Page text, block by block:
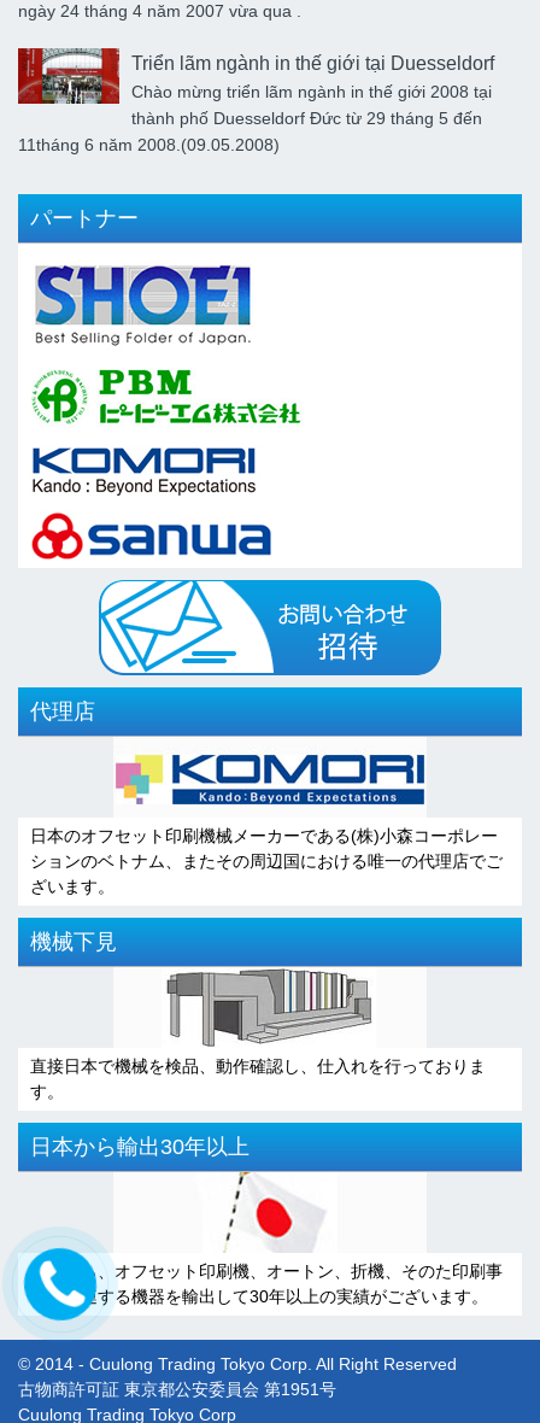
ngày 24 tháng 4 năm 2007 vừa qua .
Triển lãm ngành in thế giới tại Duesseldorf
Đức 17/06/2017
Chào mừng triển lãm ngành in thế giới 2008 tại
thành phố Duesseldorf Đức từ 29 tháng 5 đến
11tháng 6 năm 2008.(09.05.2008)
パートナー
代理店
日本のオフセット印刷機械メーカーである(株)小森コーポレー
ションのベトナム、またその周辺国における唯一の代理店でご
ざいます。
機械下見
直接日本で機械を検品、動作確認し、仕入れを行っておりま
す。
日本から輸出30年以上
日本から、オフセット印刷機、オートン、折機、そのた印刷事
業に関連する機器を輸出して30年以上の実績がございます。
© 2014 - Cuulong Trading Tokyo Corp. All Right Reserved
古物商許可証 東京都公安委員会 第1951号
Cuulong Trading Tokyo Corp